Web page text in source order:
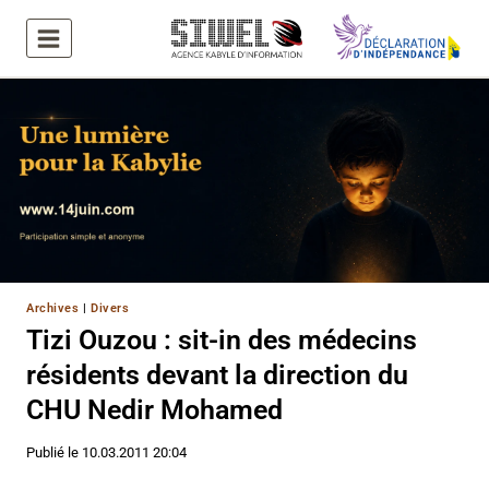
contenu
Archives |Divers
Tizi Ouzou : sit-in des médecins
résidents devant la direction du
CHU Nedir Mohamed
Publié le 10.03.2011 20:04